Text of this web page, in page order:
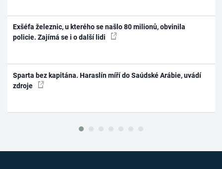
Exšéfa železnic, u kterého se našlo 80 milionů, obvinila
policie. Zajímá se i o další lidi
Sparta bez kapitána. Haraslín míří do Saúdské Arábie, uvádí
zdroje